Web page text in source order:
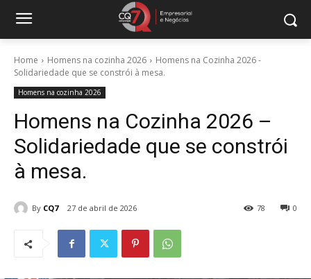
Home Homens na cozinha 2026
Homens na Cozinha 2026 -
Solidariedade que se constrói à mesa.
Homens na cozinha 2026
Homens na Cozinha 2026 –
Solidariedade que se constrói
à mesa.
By CQ7 27 de abril de 2026 0
78